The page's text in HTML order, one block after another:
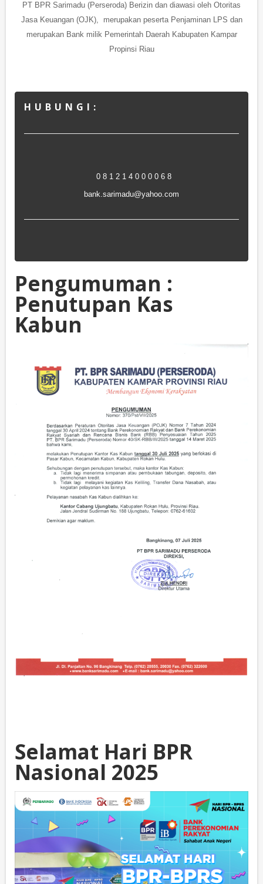
PT BPR Sarimadu (Perseroda) Berizin dan diawasi oleh Otoritas
Jasa Keuangan (OJK), merupakan peserta Penjaminan LPS dan
merupakan Bank milik Pemerintah Daerah Kabupaten Kampar
Propinsi Riau
H U B U N G I :
0 8 1 2 1 4 0 0 0 0 6 8
bank.sarimadu@yahoo.com
Pengumuman :
Penutupan Kas
Kabun
Selamat Hari BPR
Nasional 2025